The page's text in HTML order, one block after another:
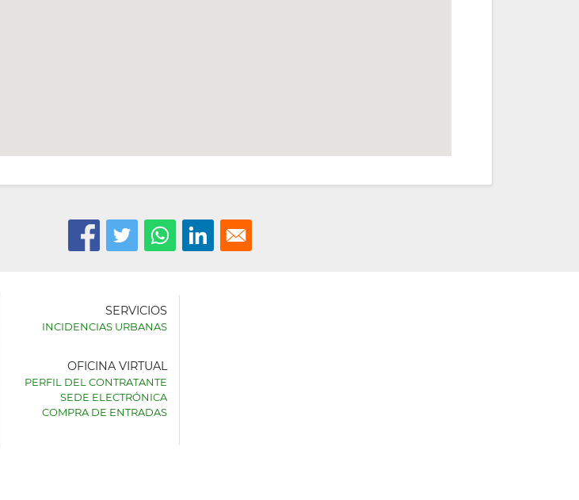
SERVICIOS
INCIDENCIAS URBANAS
OFICINA VIRTUAL
PERFIL DEL CONTRATANTE
SEDE ELECTRÓNICA
COMPRA DE ENTRADAS